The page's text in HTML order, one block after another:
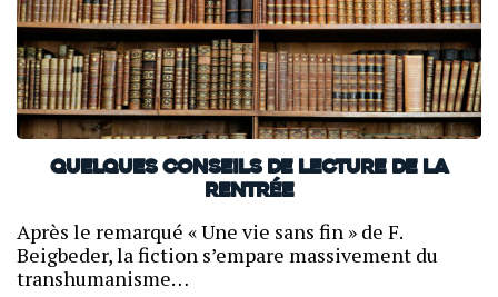
Quelques conseils de lecture de la
rentrée
Après le remarqué « Une vie sans fin » de F.
Beigbeder, la fiction s’empare massivement du
transhumanisme…